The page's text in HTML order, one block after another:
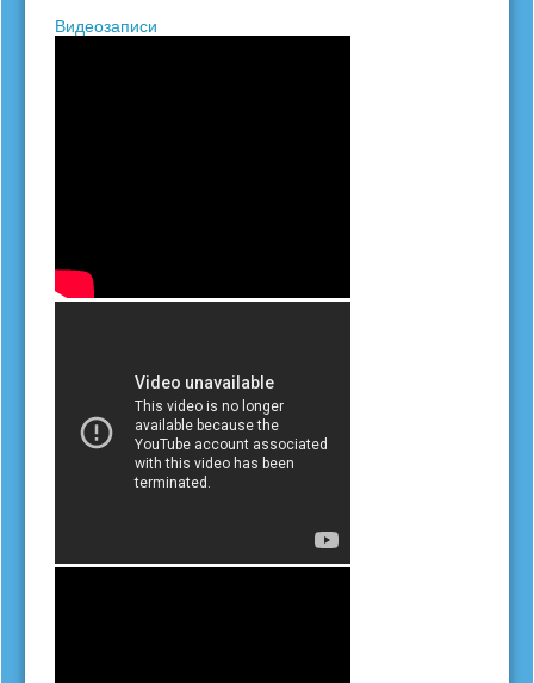
Видеозаписи